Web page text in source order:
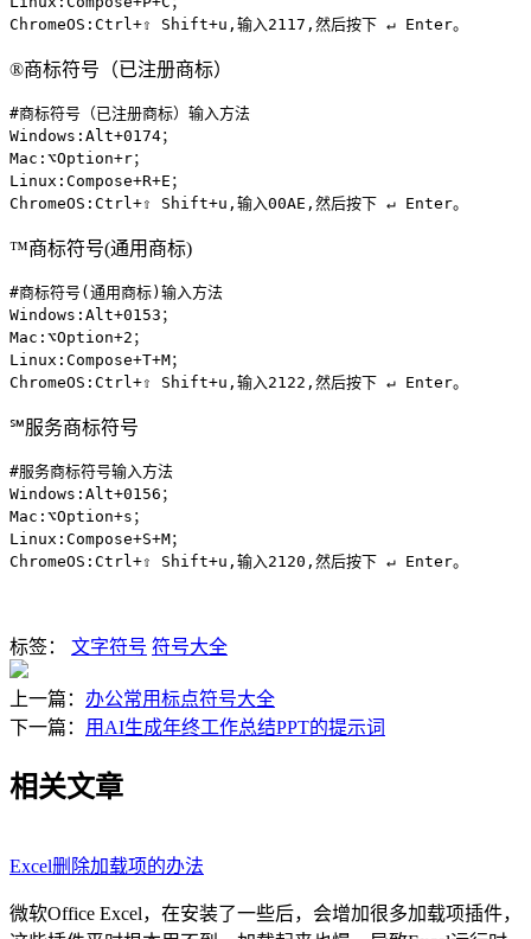
ChromeOS:Ctrl+⇧ Shift+u,输入2117,然后按下 ↵ Enter。
®商标符号（已注册商标）
#商标符号（已注册商标）输入方法
Windows:Alt+0174；
Mac:⌥Option+r；
Linux:Compose+R+E；
ChromeOS:Ctrl+⇧ Shift+u,输入00AE,然后按下 ↵ Enter。
™商标符号(通用商标)
#商标符号(通用商标)输入方法
Windows:Alt+0153；
Mac:⌥Option+2；
Linux:Compose+T+M；
ChromeOS:Ctrl+⇧ Shift+u,输入2122,然后按下 ↵ Enter。
℠服务商标符号
#服务商标符号输入方法
Windows:Alt+0156；
Mac:⌥Option+s；
Linux:Compose+S+M；
ChromeOS:Ctrl+⇧ Shift+u,输入2120,然后按下 ↵ Enter。
标签： 文字符号 符号大全
上一篇： 办公常用标点符号大全
下一篇： 用AI生成年终工作总结PPT的提示词
相关文章
Excel删除加载项的办法
微软Office Excel，在安装了一些后，会增加很多加载项插件，